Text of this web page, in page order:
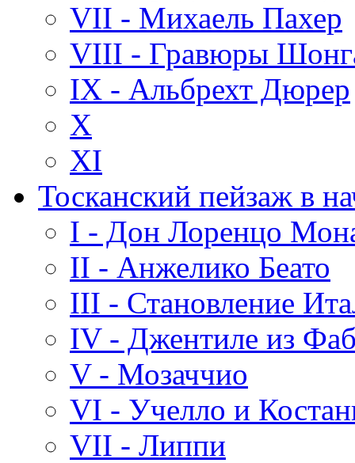
VII - Михаель Пахер
VIII - Гравюры
IX - Альбрехт Дюрер
X
XI
Тосканский пейзаж в
I - Дон Лоренцо
II - Анжелико Беато
III - Становление
IV - Джентиле из
V - Мозаччио
VI - Учелло и
VII - Липпи